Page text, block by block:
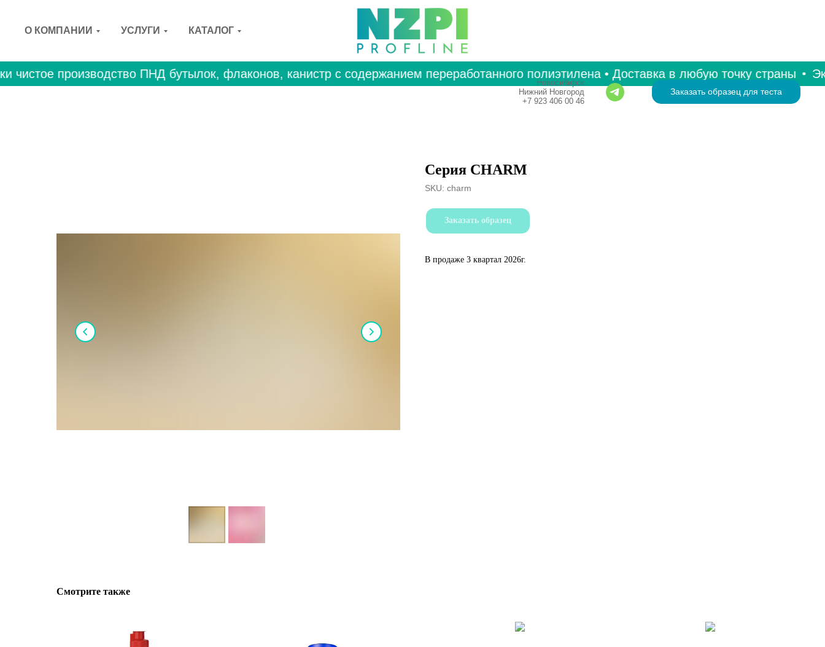
О КОМПАНИИ УСЛУГИ КАТАЛОГ
Новосибирск
Нижний Новгород
+7 923 406 00 46
Заказать образец для теста
чистое производство ПНД бутылок, флаконов, канистр с содержанием переработанного полиэтилена • Доставка в любую точку страны
Серия CHARM
SKU: charm
Заказать образец
В продаже 3 квартал 2026г.
Смотрите также